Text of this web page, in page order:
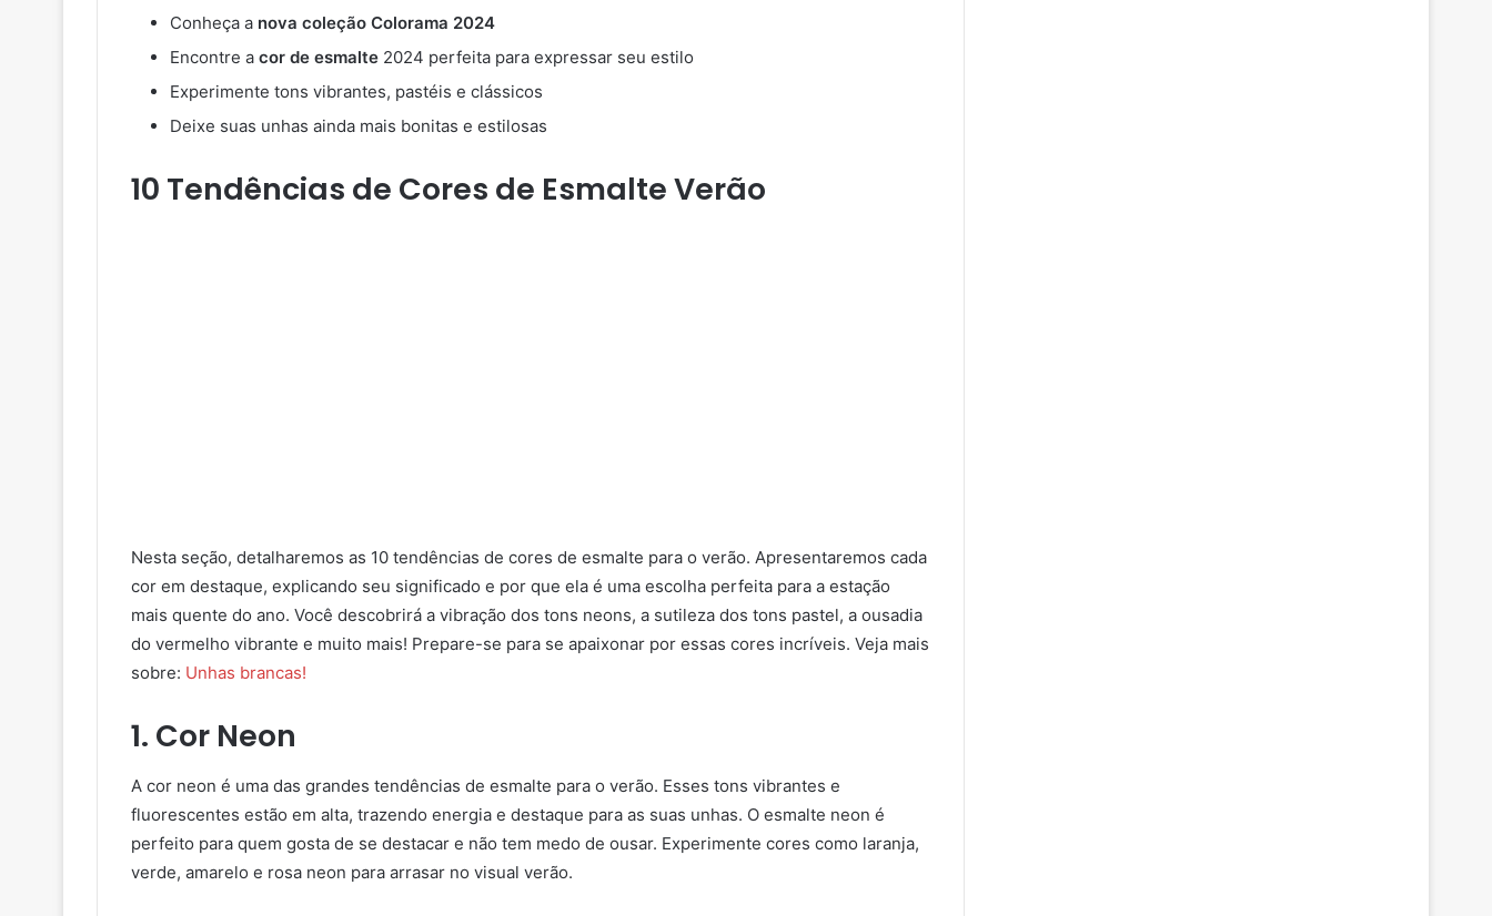
Conheça a nova coleção Colorama 2024
Encontre a cor de esmalte 2024 perfeita para expressar seu estilo
Experimente tons vibrantes, pastéis e clássicos
Deixe suas unhas ainda mais bonitas e estilosas
10 Tendências de Cores de Esmalte Verão
Nesta seção, detalharemos as 10 tendências de cores de esmalte para o verão. Apresentaremos cada
cor em destaque, explicando seu significado e por que ela é uma escolha perfeita para a estação
mais quente do ano. Você descobrirá a vibração dos tons neons, a sutileza dos tons pastel, a ousadia
do vermelho vibrante e muito mais! Prepare-se para se apaixonar por essas cores incríveis. Veja mais
sobre: Unhas brancas!
1. Cor Neon
A cor neon é uma das grandes tendências de esmalte para o verão. Esses tons vibrantes e
fluorescentes estão em alta, trazendo energia e destaque para as suas unhas. O esmalte neon é
perfeito para quem gosta de se destacar e não tem medo de ousar. Experimente cores como laranja,
verde, amarelo e rosa neon para arrasar no visual verão.